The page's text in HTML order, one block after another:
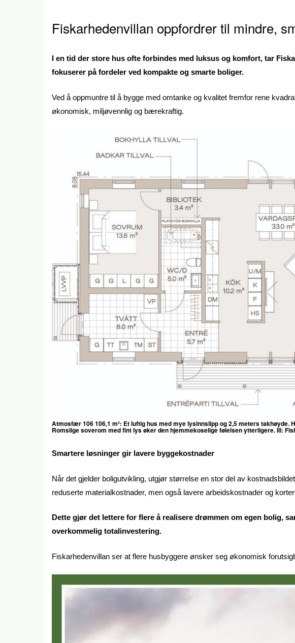
Fiskarhedenvillan oppfordrer til mindre,
I en tid der store hus ofte forbindes med luksus og komfort, tar
fokuserer på fordeler ved kompakte og smarte boliger.
Ved å oppmuntre til å bygge med omtanke og kvalitet fremfor rene
økonomisk, miljøvennlig og bærekraftig.
Atmosfær 106 106,1 m²: Et luftig hus med mye lysinnslipp og 2,5 meters takhøyde.
Romslige soverom med fint lys øker den hjemmekoselige følelsen ytterligere. Ill:
Smartere løsninger gir lavere byggekostnader
Når det gjelder boligutvikling, utgjør størrelse en stor del av
reduserte materialkostnader, men også lavere arbeidskostnader og
Dette gjør det lettere for flere å realisere drømmen om egen bolig,
overkommelig totalinvestering.
Fiskarhedenvillan ser at flere husbyggere ønsker seg økonomisk